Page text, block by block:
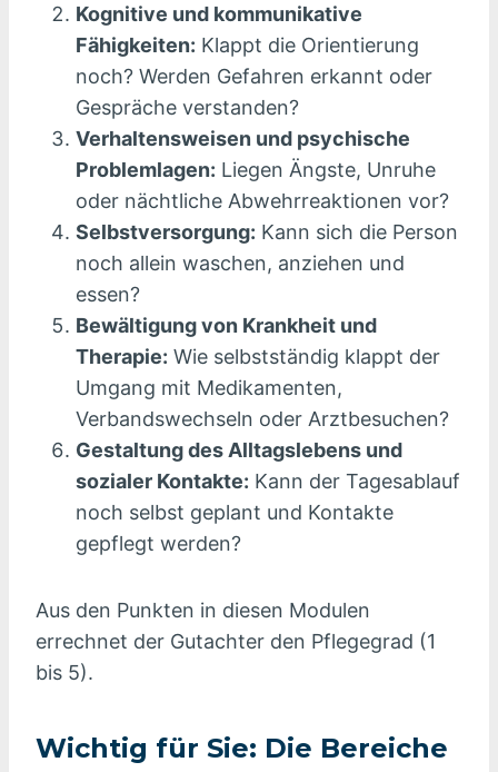
Kognitive und kommunikative
Fähigkeiten: Klappt die Orientierung
noch? Werden Gefahren erkannt oder
Gespräche verstanden?
Verhaltensweisen und psychische
Problemlagen: Liegen Ängste, Unruhe
oder nächtliche Abwehrreaktionen vor?
Selbstversorgung: Kann sich die Person
noch allein waschen, anziehen und
essen?
Bewältigung von Krankheit und
Therapie: Wie selbstständig klappt der
Umgang mit Medikamenten,
Verbandswechseln oder Arztbesuchen?
Gestaltung des Alltagslebens und
sozialer Kontakte: Kann der Tagesablauf
noch selbst geplant und Kontakte
gepflegt werden?
Aus den Punkten in diesen Modulen
errechnet der Gutachter den Pflegegrad (1
bis 5).
Wichtig für Sie: Die Bereiche